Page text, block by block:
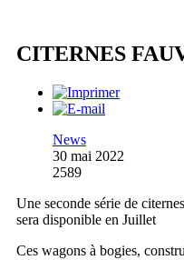
CITERNES
News
30 mai 2022
2589
Une seconde série de
sera disponible en Juillet
Ces wagons à bogies,